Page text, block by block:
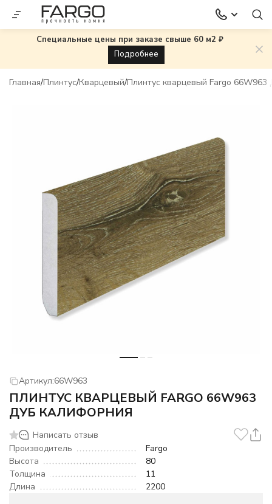
Специальные цены при заказе свыше 60 м2 ₽
Подробнее
Главная Плинтус Кварцевый Плинтус кварцевый Fargo
Артикул:66W963
ПЛИНТУС КВАРЦЕВЫЙ FARGO 66W963
ДУБ КАЛИФОРНИЯ
Написать отзыв
Производитель
Fargo
Высота
80
Толщина
11
Длина
2200